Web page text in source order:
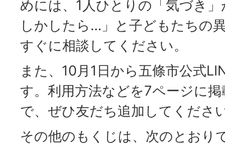
めには、1人ひとりの「気づき
しかしたら…」と子どもたちの
すぐに相談してください。
また、10月1日から五條市公式
す。利用方法などを7ページに
で、ぜひ友だち追加してくださ
その他のもくじは、次のとおり